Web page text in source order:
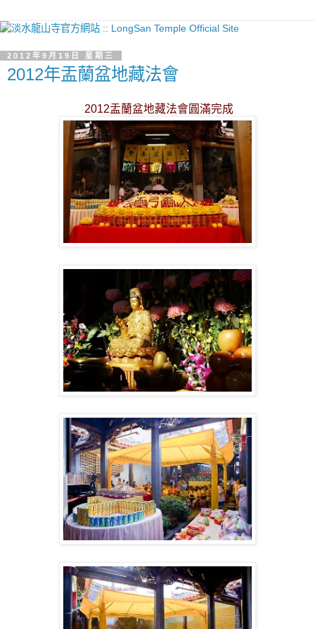
2012年9月19日 星期三
2012年盂蘭盆地藏法會
2012盂蘭盆地藏法會圓滿完成